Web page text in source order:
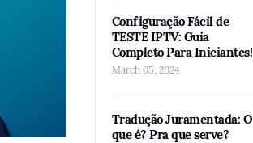
Configuração Fácil de
TESTE IPTV: Guia
Completo Para Iniciantes!
March 05, 2024
Tradução Juramentada: O
que é? Pra que serve?